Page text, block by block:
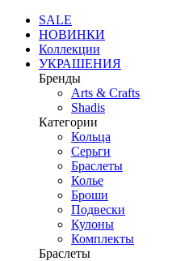
SALE
НОВИНКИ
Коллекции
УКРАШЕНИЯ
Бренды
Аrts & Сrafts
Shadis
Категории
Кольца
Серьги
Браслеты
Колье
Броши
Подвески
Кулоны
Комплекты
Браслеты